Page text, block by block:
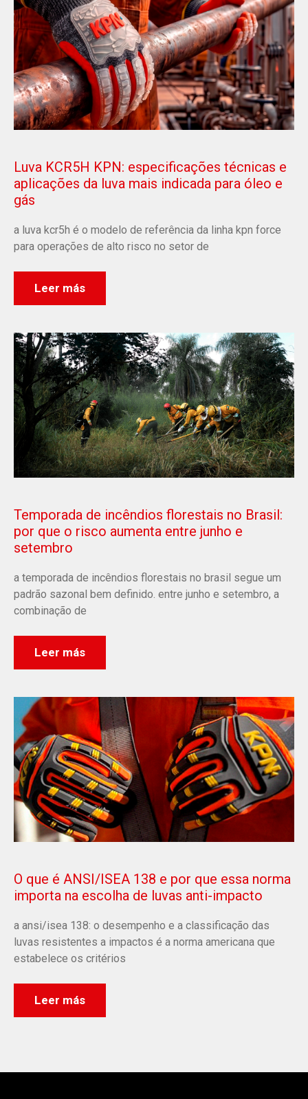
Luva KCR5H KPN: especificações técnicas e
aplicações da luva mais indicada para óleo e
gás
a luva kcr5h é o modelo de referência da linha kpn force
para operações de alto risco no setor de
Leer más
Temporada de incêndios florestais no Brasil:
por que o risco aumenta entre junho e
setembro
a temporada de incêndios florestais no brasil segue um
padrão sazonal bem definido. entre junho e setembro, a
combinação de
Leer más
O que é ANSI/ISEA 138 e por que essa norma
importa na escolha de luvas anti-impacto
a ansi/isea 138: o desempenho e a classificação das
luvas resistentes a impactos é a norma americana que
estabelece os critérios
Leer más